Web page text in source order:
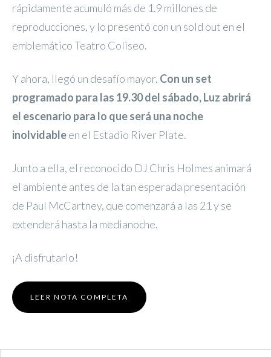
rápidamente acumuló más de 1.9 millones de
reproducciones, y lo presentó con un sold out en el
emblemático Teatro Coliseo.
Y ahora, llegó un desafío mayor. Con un set
programado para las 19.30 del sábado, Luz abrirá
el escenario para lo que será una noche
inolvidableen el Estadio River Plate.
Junto a ella, el reconocido DJ Chris Holmes animará
el ambiente antes de la tan esperada presentación
de Paul McCartney, que comenzará a las 21 y se
extenderá hasta la medianoche.
¡A disfrutarlo!
LEER NOTA COMPLETA